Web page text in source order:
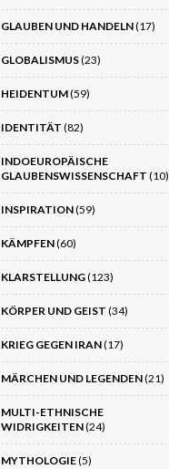
GLAUBEN UND HANDELN(17)
GLOBALISMUS(23)
HEIDENTUM(59)
IDENTITÄT (82)
INDOEUROPÄISCHE
GLAUBENSWISSENSCHAFT (10)
INSPIRATION(59)
KÄMPFEN(60)
KLARSTELLUNG(123)
KÖRPER UND GEIST (34)
KRIEG GEGEN IRAN(17)
MÄRCHEN UND LEGENDEN(21)
MULTI-ETHNISCHE
WIDRIGKEITEN(24)
MYTHOLOGIE(5)